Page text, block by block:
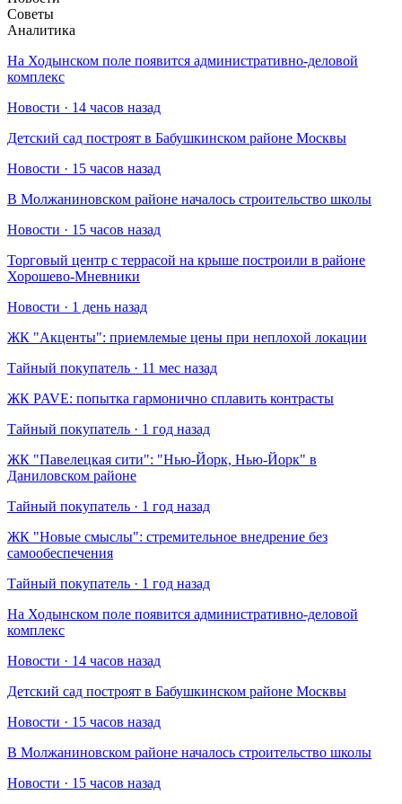
Советы
Аналитика
На Ходынском поле появится административно-деловой
комплекс
Новости · 14 часов назад
Детский сад построят в Бабушкинском районе Москвы
Новости · 15 часов назад
В Молжаниновском районе началось строительство школы
Новости · 15 часов назад
Торговый центр с террасой на крыше построили в районе
Хорошево-Мневники
Новости · 1 день назад
​ЖК "Акценты": приемлемые цены при неплохой локации
Тайный покупатель · 11 мес назад
​ЖК PAVE: попытка гармонично сплавить контрасты
Тайный покупатель · 1 год назад
​ЖК "Павелецкая сити": "Нью-Йорк, Нью-Йорк" в
Даниловском районе
Тайный покупатель · 1 год назад
​ЖК "Новые смыслы": стремительное внедрение без
самообеспечения
Тайный покупатель · 1 год назад
На Ходынском поле появится административно-деловой
комплекс
Новости · 14 часов назад
Детский сад построят в Бабушкинском районе Москвы
Новости · 15 часов назад
В Молжаниновском районе началось строительство школы
Новости · 15 часов назад